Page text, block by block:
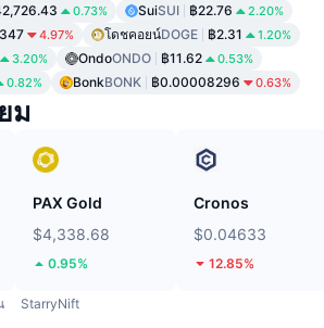
0.73% SuiSUI ฿22.76 2.20%
4.97% โดชคอยน์DOGE ฿2.31 1.20%
3.20% OndoONDO ฿11.62 0.53%
0.82% BonkBONK ฿0.00008296 0.63%
ม
PAX Gold
$4,338.68
0.95%
Cronos
$0.04633
12.85%
StarryNift